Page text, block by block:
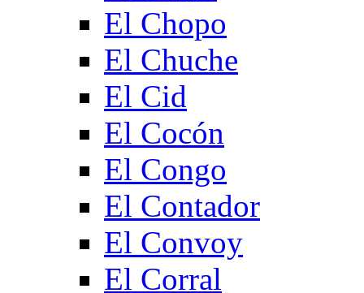
El Chopo
El Chuche
El Cid
El Cocón
El Congo
El Contador
El Convoy
El Corral